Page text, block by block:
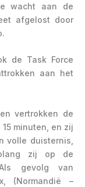
wacht aan de
afgelost door
de Task Force
aan het
vertrokken de
minuten, en zij
volle duisternis,
zij op de
gevolg van
(Normandië –